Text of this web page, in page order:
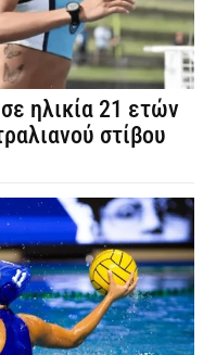
ηλικία 21 ετών
στίβου